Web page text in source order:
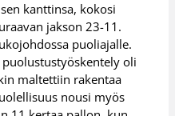
kanttinsa, kokosi
jakson 23-11.
puoliajalle.
oli
maltettiin rakentaa
nousi myös